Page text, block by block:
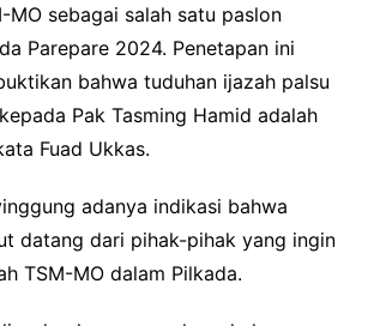
MO sebagai salah satu paslon
Parepare 2024. Penetapan ini
bahwa tuduhan ijazah palsu
Pak Tasming Hamid adalah
Fuad Ukkas.
adanya indikasi bahwa
datang dari pihak-pihak yang ingin
TSM-MO dalam Pilkada.